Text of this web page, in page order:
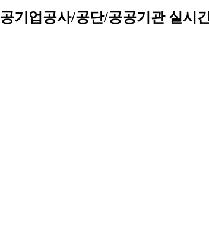
공기업공사/공단/공공기관 실시